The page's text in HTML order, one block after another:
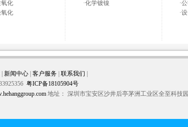
化
化
·化学镀镍
·
·
| 新闻中心 | 客户服务 | 联系我们 |
粤ICP备18105904号
地址： 深圳市宝安区沙井后亭茅洲工业区全至科技